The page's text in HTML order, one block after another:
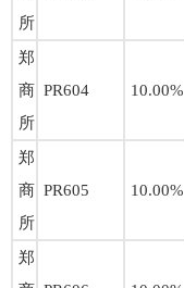
所
郑
商
所
PR604 10.00%
郑
商
所
PR605 10.00%
郑